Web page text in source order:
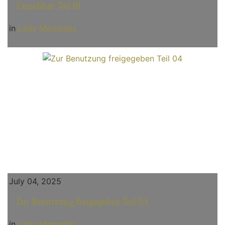
Unnahbar Teil 01
in Lady Mercedes
July 04, 2025
Zur Benutzung freigegeben Teil 04